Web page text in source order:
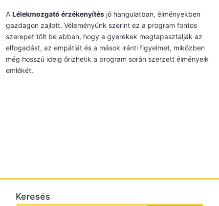
A Lélekmozgató érzékenyítés jó hangulatban, élményekben
gazdagon zajlott. Véleményünk szerint ez a program fontos
szerepet tölt be abban, hogy a gyerekek megtapasztalják az
elfogadást, az empátiát és a mások iránti figyelmet, miközben
még hosszú ideig őrizhetik a program során szerzett élményeik
emlékét.
Keresés